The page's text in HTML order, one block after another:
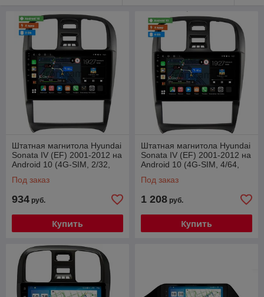
Штатная магнитола Hyundai
Sonata IV (EF) 2001-2012 на
Android 10 (4G-SIM, 2/32,
Под заказ
934 руб.
Купить
Штатная магнитола Hyundai
Sonata IV (EF) 2001-2012 на
Android 10 (4G-SIM, 4/64,
Под заказ
1 208 руб.
Купить